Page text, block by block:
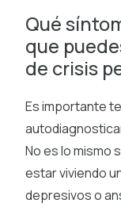
Qué
que
de crisis
Es importante
No es lo mismo
estar viviendo
depresivos o